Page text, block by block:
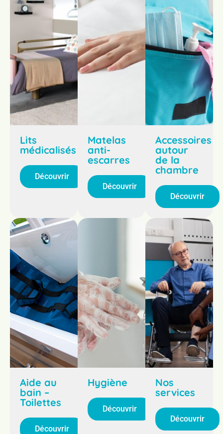
Lits
médicalisés
Découvrir
Matelas
anti-
escarres
Découvrir
Accessoires
autour
de la
chambre
Découvrir
Aide au
bain –
Toilettes
Découvrir
Hygiène
Découvrir
Nos
services
Découvrir